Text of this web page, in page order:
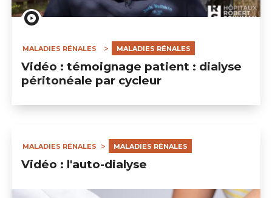
MALADIES RÉNALES MALADIES RÉNALES
Vidéo : témoignage patient : dialyse
péritonéale par cycleur
MALADIES RÉNALES MALADIES RÉNALES
Vidéo : l'auto-dialyse